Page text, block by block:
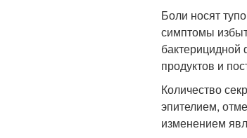
Боли носят
симптомы
продуктов и
Количество
эпителием,
изменением